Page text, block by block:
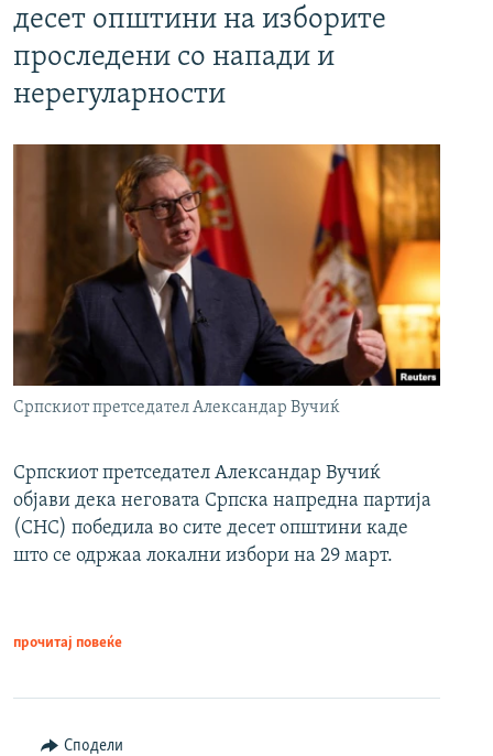
десет општини на изборите
проследени со напади и
нерегуларности
Српскиот претседател Александар Вучиќ
Српскиот претседател Александар Вучиќ
објави дека неговата Српска напредна партија
(СНС) победила во сите десет општини каде
што се одржаа локални избори на 29 март.
прочитај повеќе
Сподели